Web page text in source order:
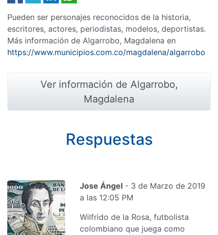
Pueden ser personajes reconocidos de la historia,
escritores, actores, periodistas, modelos, deportistas.
Más información de Algarrobo, Magdalena en
https://www.municipios.com.co/magdalena/algarrobo
Ver información de Algarrobo,
Magdalena
Respuestas
Jose Ángel - 3 de Marzo de 2019
a las 12:05 PM
Wilfrido de la Rosa, futbolista
colombiano que juega como